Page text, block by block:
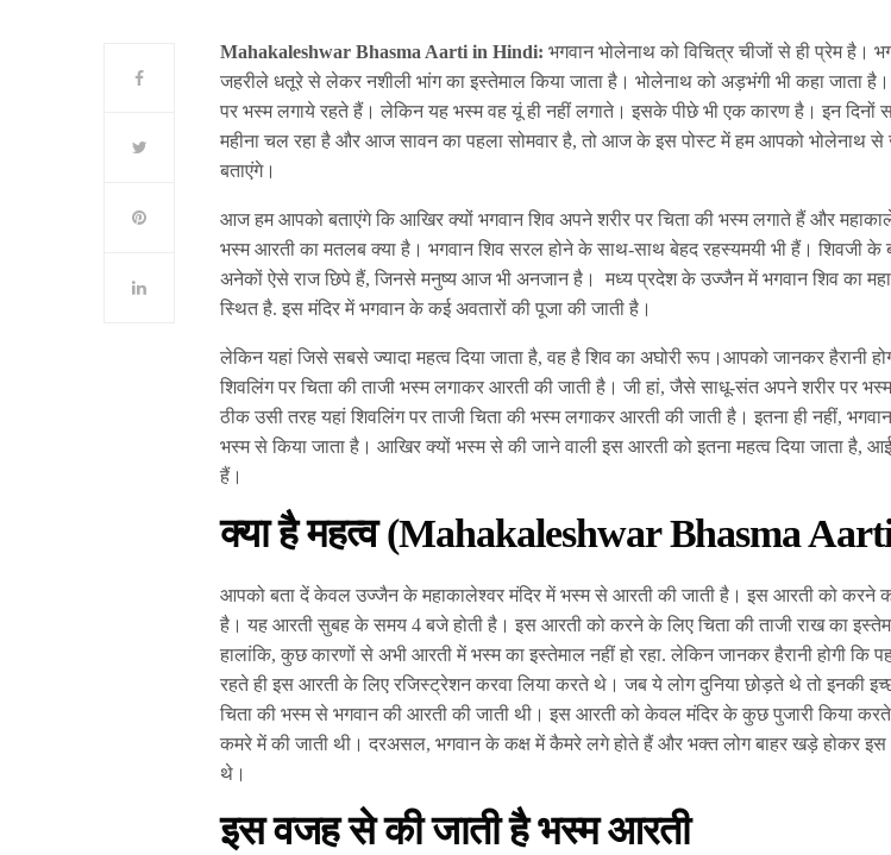
Mahakaleshwar Bhasma Aarti in Hindi:भगवान भोलेनाथ को विचित्र चीजों से ही प्रेम है।
जहरीले धतूरे से लेकर नशीली भांग का इस्तेमाल किया जाता है। भोलेनाथ को अड़भंगी भी कहा जाता
पर भस्म लगाये रहते हैं। लेकिन यह भस्म वह यूं ही नहीं लगाते। इसके पीछे भी एक कारण है। इन दिनों
महीना चल रहा है और आज सावन का पहला सोमवार है, तो आज के इस पोस्ट में हम आपको भोलेनाथ
बताएंगे।
आज हम आपको बताएंगे कि आखिर क्यों भगवान शिव अपने शरीर पर चिता की भस्म लगाते हैं और
भस्म आरती का मतलब क्या है। भगवान शिव सरल होने के साथ-साथ बेहद रहस्यमयी भी हैं। शिवजी के
अनेकों ऐसे राज छिपे हैं, जिनसे मनुष्य आज भी अनजान है। मध्य प्रदेश के उज्जैन में भगवान शिव का
स्थित है. इस मंदिर में भगवान के कई अवतारों की पूजा की जाती है।
लेकिन यहां जिसे सबसे ज्यादा महत्व दिया जाता है, वह है शिव का अघोरी रूप।आपको जानकर हैरानी
शिवलिंग पर चिता की ताजी भस्म लगाकर आरती की जाती है। जी हां, जैसे साधू-संत अपने शरीर पर
ठीक उसी तरह यहां शिवलिंग पर ताजी चिता की भस्म लगाकर आरती की जाती है। इतना ही नहीं,
भस्म से किया जाता है। आखिर क्यों भस्म से की जाने वाली इस आरती को इतना महत्व दिया जाता है,
हैं।
क्या है महत्व(Mahakaleshwar Bhasma
आपको बता दें केवल उज्जैन के महाकालेश्वर मंदिर में भस्म से आरती की जाती है। इस आरती को करने
है। यह आरती सुबह के समय 4 बजे होती है। इस आरती को करने के लिए चिता की ताजी राख का
हालांकि, कुछ कारणों से अभी आरती में भस्म का इस्तेमाल नहीं हो रहा. लेकिन जानकर हैरानी होगी कि
रहते ही इस आरती के लिए रजिस्ट्रेशन करवा लिया करते थे। जब ये लोग दुनिया छोड़ते थे तो इनकी
चिता की भस्म से भगवान की आरती की जाती थी। इस आरती को केवल मंदिर के कुछ पुजारी किया
कमरे में की जाती थी। दरअसल, भगवान के कक्ष में कैमरे लगे होते हैं और भक्त लोग बाहर खड़े होकर
थे।
इस वजह से की जाती है भस्म आरती